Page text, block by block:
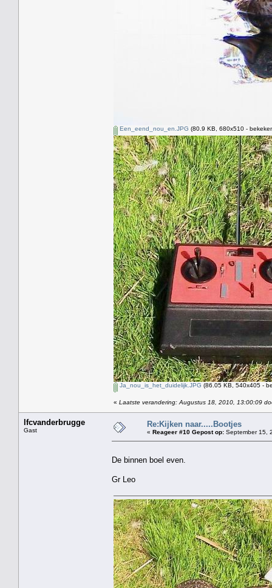
Een_eend_nou_en.JPG (80.9 KB, 680x510 -
Ja_nou_is_het_duidelijk.JPG (86.05 KB, 540x405 -
« Laatste verandering: Augustus 18, 2010, 13:00:09
lfcvanderbrugge
Gast
Re:Kijken naar.....Bootjes
« Reageer #10 Gepost op: September 15,
De binnen boel even.
Gr Leo